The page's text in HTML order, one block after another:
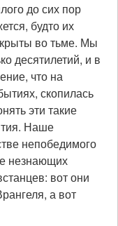
до сих пор
будто их
во тьме. Мы
десятилетий, и в
что на
скопилась
эти такие
Наше
непобедимого
незнающих
вот они
а вот